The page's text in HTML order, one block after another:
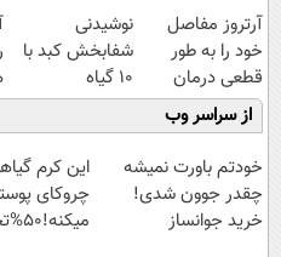
آرتروز مفاصل
خود را به طور
قطعی درمان
کنید!
◗پرسش‌نامه◖
نوشیدنی
شفابخش کبد با
10 گیاه
موثر(تخفیف تا
امشب)
از سراسر وب
خودتم باورت نمیشه
چقدر جوون شدی!
خرید جوانساز
این کرم
چروکای
میکنه!50%تخفیف